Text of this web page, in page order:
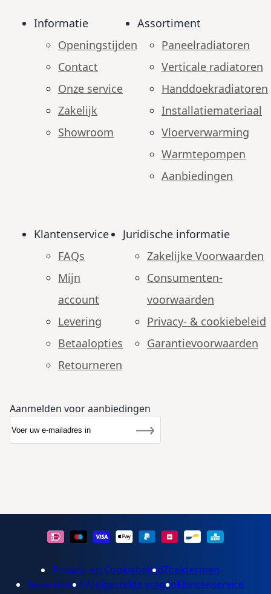
Informatie
Openingstijden
Contact
Onze service
Zakelijk
Showroom
Assortiment
Paneelradiatoren
Verticale radiatoren
Handdoekradiatoren
Installatiemateriaal
Vloerverwarming
Warmtepompen
Aanbiedingen
Klantenservice
FAQs
Mijn
account
Levering
Betaalopties
Retourneren
Juridische informatie
Zakelijke Voorwaarden
Consumenten­
voorwaarden
Privacy- & cookiebeleid
Garantie­voorwaarden
Aanmelden voor aanbiedingen
Nieuwsbrief
Inschrijven
Privacy- en CookiebeleidZoektermen
AssortimentVeelgestelde vragenKlantenservice